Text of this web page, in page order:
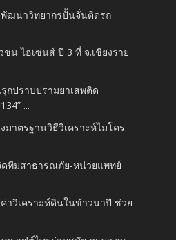
พัฒนาวิทยากรปั้นจั่นติดรถ
ชน ไฮเซ่นส์ ปี 3 ที่ จ.เชียงราย
กปราบปรามยาเสพติด
...
มาตรฐานวิธีวิเคราะห์ไมโคร
ดทีมสาธารณภัย-หน่วยแพทย์
าวิเคราะห์ดินในข้าวนาปี ช่วย